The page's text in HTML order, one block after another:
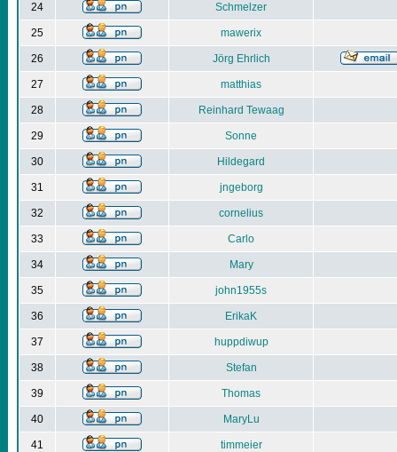
24 Schmelzer
25 mawerix
26 Jörg Ehrlich
27 matthias
28 Reinhard Tewaag
29 Sonne
30 Hildegard
31 jngeborg
32 cornelius
33 Carlo
34 Mary
35 john1955s
36 ErikaK
37 huppdiwup
38 Stefan
39 Thomas
40 MaryLu
41 timmeier